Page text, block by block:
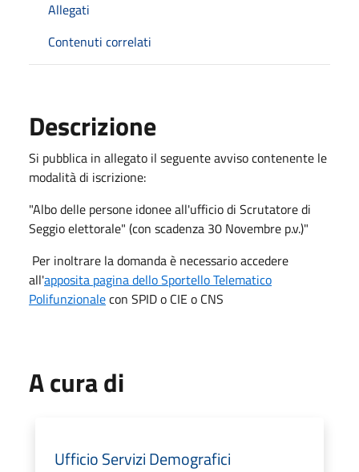
Allegati
Contenuti correlati
Descrizione
Si pubblica in allegato il seguente avviso contenente le
modalità di iscrizione:
"Albo delle persone idonee all'ufficio di Scrutatore di
Seggio elettorale" (con scadenza 30 Novembre p.v.)"
Per inoltrare la domanda è necessario accedere
all'apposita pagina dello Sportello Telematico
Polifunzionalecon SPID o CIE o CNS
A cura di
Ufficio Servizi Demografici